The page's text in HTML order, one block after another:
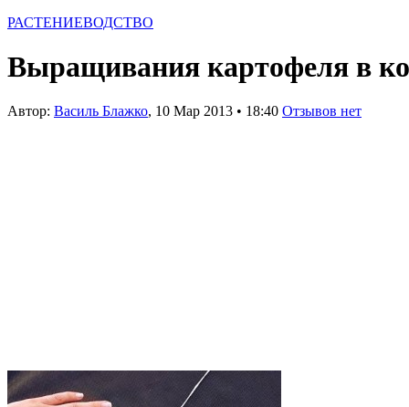
РАСТЕНИЕВОДСТВО
Выращивания картофеля в
Автор: Василь Блажко, 10 Мар 2013 • 18:40 Отзывов нет